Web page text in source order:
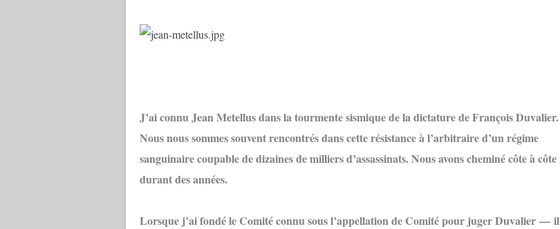
J’ai connu Jean Metellus dans la tourmente sismique de la dictature de François Duvalier.
Nous nous sommes souvent rencontrés dans cette résistance à l’arbitraire d’un régime
sanguinaire coupable de dizaines de milliers d’assassinats. Nous avons cheminé côte à côte
durant des années.
Lorsque j’ai fondé le Comité connu sous l’appellation de Comité pour juger Duvalier — il